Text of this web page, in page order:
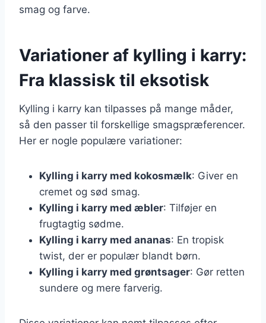
smag og farve.
Variationer af kylling i karry:
Fra klassisk til eksotisk
Kylling i karry kan tilpasses på mange måder,
så den passer til forskellige smagspræferencer.
Her er nogle populære variationer:
Kylling i karry med kokosmælk: Giver en
cremet og sød smag.
Kylling i karry med æbler: Tilføjer en
frugtagtig sødme.
Kylling i karry med ananas: En tropisk
twist, der er populær blandt børn.
Kylling i karry med grøntsager: Gør retten
sundere og mere farverig.